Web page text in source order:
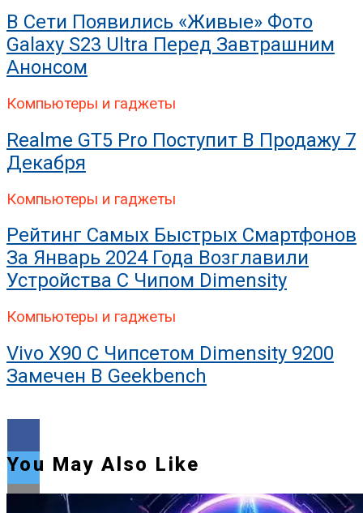
В Сети Появились «живые» Фото
Galaxy S23 Ultra Перед Завтрашним
Анонсом
Компьютеры и гаджеты
Realme GT5 Pro Поступит В Продажу 7
Декабря
Компьютеры и гаджеты
Рейтинг Самых Быстрых Смартфонов
За Январь 2024 Года Возглавили
Устройства С Чипом Dimensity
Компьютеры и гаджеты
Vivo X90 С Чипсетом Dimensity 9200
Замечен В Geekbench
You May Also Like